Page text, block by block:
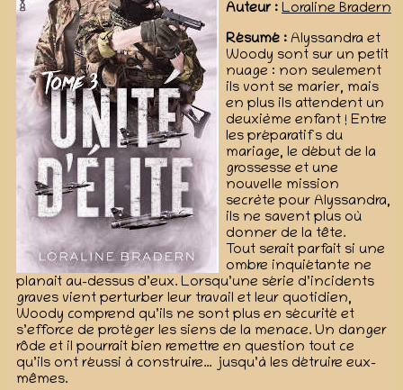
Auteur : Loraline Bradern
Résumé : Alyssandra et
Woody sont sur un petit
nuage : non seulement
ils vont se marier, mais
en plus ils attendent un
deuxième enfant ! Entre
les préparatifs du
mariage, le début de la
grossesse et une
nouvelle mission
secrète pour Alyssandra,
ils ne savent plus où
donner de la tête.
Tout serait parfait si une
ombre inquiétante ne
planait au-dessus d’eux. Lorsqu’une série d’incidents
graves vient perturber leur travail et leur quotidien,
Woody comprend qu’ils ne sont plus en sécurité et
s’efforce de protéger les siens de la menace. Un danger
rôde et il pourrait bien remettre en question tout ce
qu’ils ont réussi à construire… jusqu’à les détruire eux-
mêmes.